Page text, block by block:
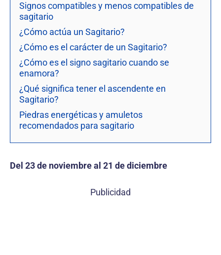
Signos compatibles y menos compatibles de
sagitario
¿Cómo actúa un Sagitario?
¿Cómo es el carácter de un Sagitario?
¿Cómo es el signo sagitario cuando se
enamora?
¿Qué significa tener el ascendente en
Sagitario?
Piedras energéticas y amuletos
recomendados para sagitario
Del 23 de noviembre al 21 de diciembre
Publicidad